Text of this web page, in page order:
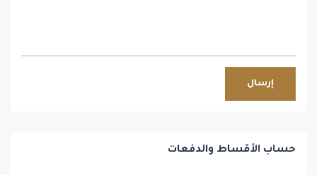
إرسال
حساب الأقساط والدفعات